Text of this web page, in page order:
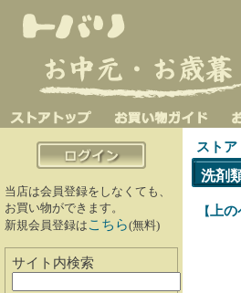
当店は会員登録をしなくても、
お買い物ができます。
新規会員登録は こちら(無料)
サイト内検索
スト
洗剤
【 上